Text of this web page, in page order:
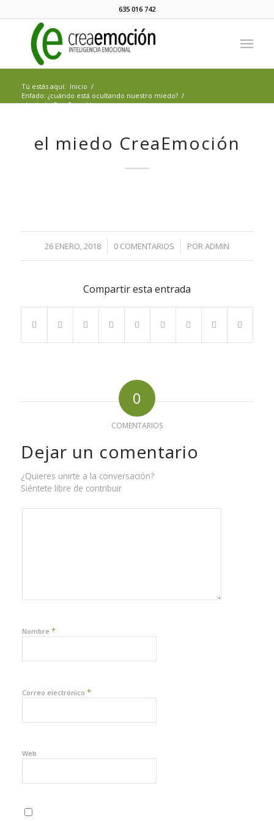
635 016 742
Tú estás aquí: Inicio /
Enfado: ¿cuándo está ocultando nuestro miedo? /
el miedo CreaEmoción
el miedo CreaEmoción
26 ENERO, 2018
/ 0 COMENTARIOS
/ PORADMIN
Compartir esta entrada
0
COMENTARIOS
Dejar un comentario
¿Quieres unirte a la conversación?
Siéntete libre de contribuir
Nombre *
Correo electrónico *
Web